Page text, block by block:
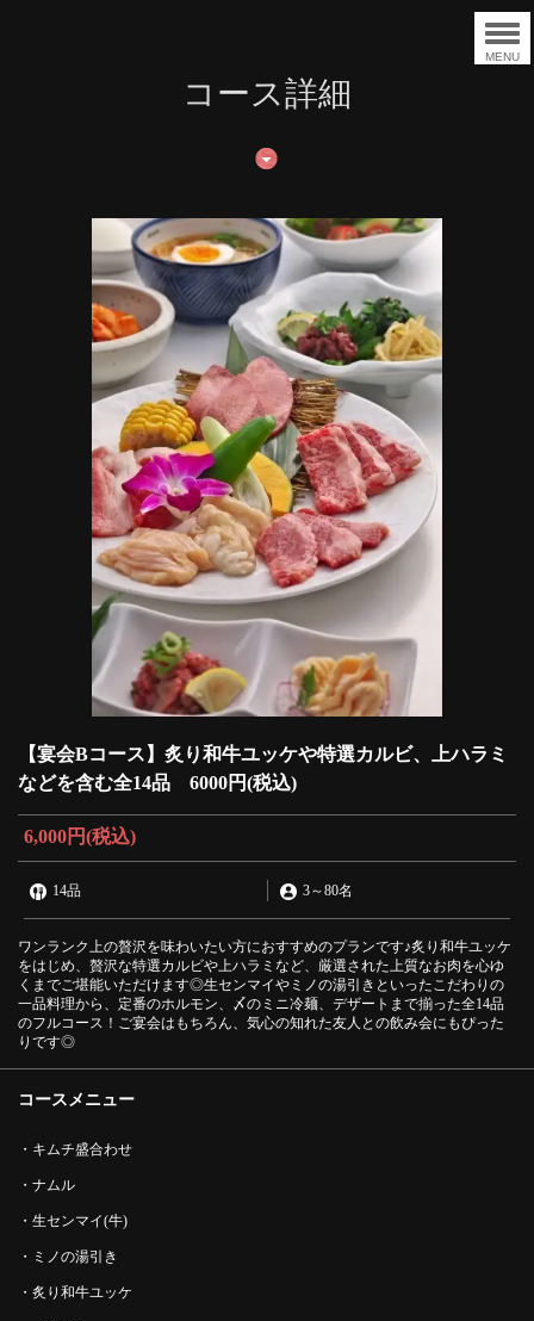
MENU
コース詳細
【宴会Bコース】炙り和牛ユッケや特選カルビ、上ハラミ
などを含む全14品 6000円(税込)
6,000円(税込)
14品 3～80名
ワンランク上の贅沢を味わいたい方におすすめのプランです♪炙り和牛ユッケ
をはじめ、贅沢な特選カルビや上ハラミなど、厳選された上質なお肉を心ゆ
くまでご堪能いただけます◎生センマイやミノの湯引きといったこだわりの
一品料理から、定番のホルモン、〆のミニ冷麺、デザートまで揃った全14品
のフルコース！ご宴会はもちろん、気心の知れた友人との飲み会にもぴった
りです◎
コースメニュー
・キムチ盛合わせ
・ナムル
・生センマイ(牛)
・ミノの湯引き
・炙り和牛ユッケ
【宴会Bコース】炙り和牛ユッケや特選カルビ、上ハラミな